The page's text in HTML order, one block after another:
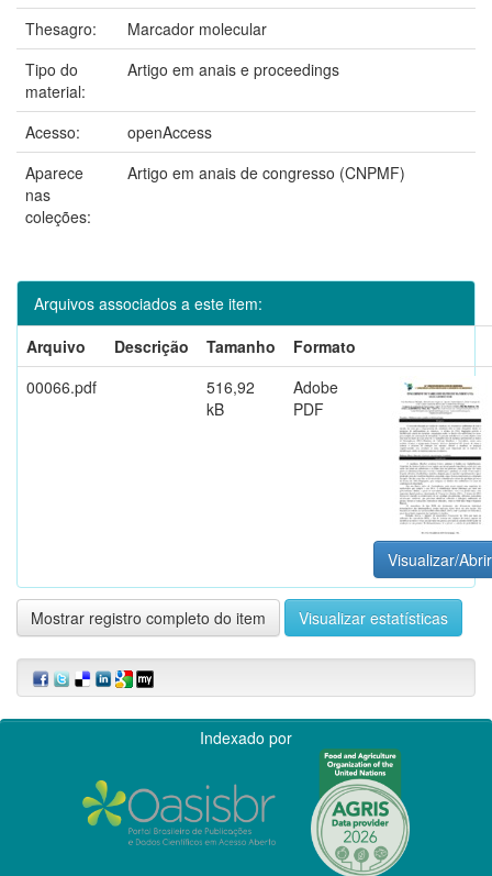
Thesagro:
Marcador molecular
Tipo do
material:
Artigo em anais e proceedings
Acesso:
openAccess
Aparece
nas
coleções:
Artigo em anais de congresso (CNPMF)
Arquivos associados a este item:
Arquivo
Descrição Tamanho
Formato
00066.pdf
516,92
kB
Adobe
PDF
Visualizar/Abrir
Mostrar registro completo do item Visualizar estatísticas
Indexado por